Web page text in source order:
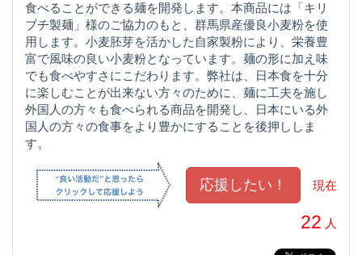
食べることができる麺を開発します。本商品には「キリ
ブチ製麺」様のご協力のもと、群馬県産優良小麦粉を使
用します。小麦胚芽を活かした自家製粉により、栄養豊
富で風味の良い小麦粉となっています。麺の形に加え味
でも食べやすさにこだわります。弊社は、日本食を十分
に楽しむことが出来ない方々のために、麺に工夫を施し
外国人の方々も食べられる商品を開発し、日本にいる外
国人の方々の食事をより豊かにすることを後押ししま
す。
現在
22 人